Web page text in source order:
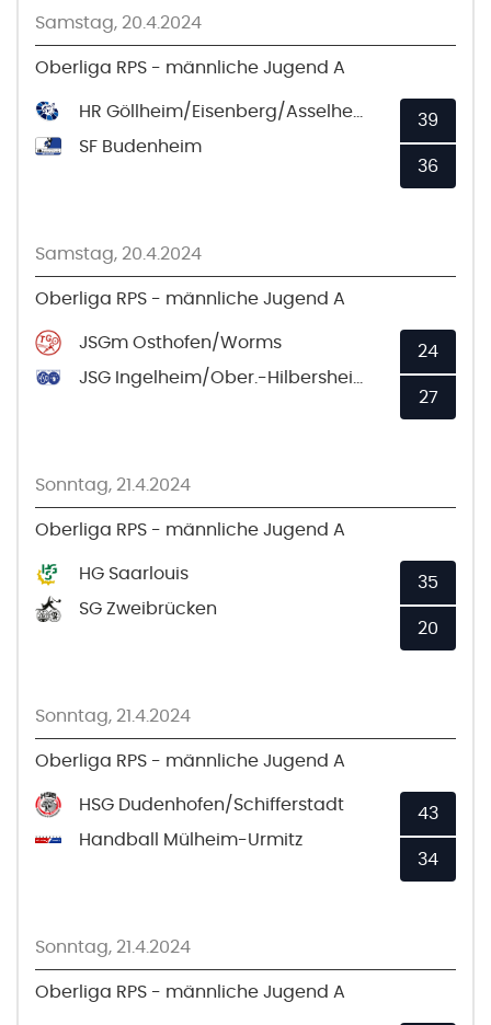
Samstag, 20.4.2024
Oberliga RPS - männliche Jugend A
SF Budenheim
39
36
Samstag, 20.4.2024
Oberliga RPS - männliche Jugend A
JSGm Osthofen/Worms
24
27
Sonntag, 21.4.2024
Oberliga RPS - männliche Jugend A
HG Saarlouis
SG Zweibrücken
35
20
Sonntag, 21.4.2024
Oberliga RPS - männliche Jugend A
HSG Dudenhofen/Schifferstadt
Handball Mülheim-Urmitz
43
34
Sonntag, 21.4.2024
Oberliga RPS - männliche Jugend A